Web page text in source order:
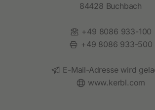
84428 Buchbach
Telefon:
+49 8086 933-100
Fax:
+49 8086 933-500
E-Mail:
E-Mail-Adresse wird
Website:
www.kerbl.com